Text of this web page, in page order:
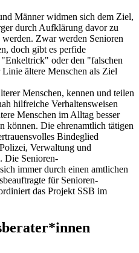
Männer widmen sich dem Ziel,
durch Aufklärung davor zu
Zwar werden Senioren
doch gibt es perfide
oder den "falschen
ältere Menschen als Ziel
Menschen, kennen und teilen
hilfreiche Verhaltensweisen
Menschen im Alltag besser
können. Die ehrenamtlich tätigen
Bindeglied
Verwaltung und
Die Senioren-
immer durch einen amtlichen
für Senioren-
das Projekt SSB im